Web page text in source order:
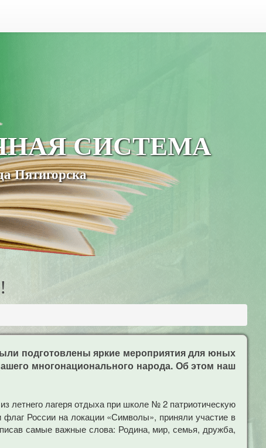
СИСТЕМА
Пятигорска
подготовлены яркие мероприятия для юных
многонационального народа. Об этом наш
летнего лагеря отдыха при школе № 2 патриотическую
флаг России на локации «Символы», приняли участие в
самые важные слова: Родина, мир, семья, дружба,